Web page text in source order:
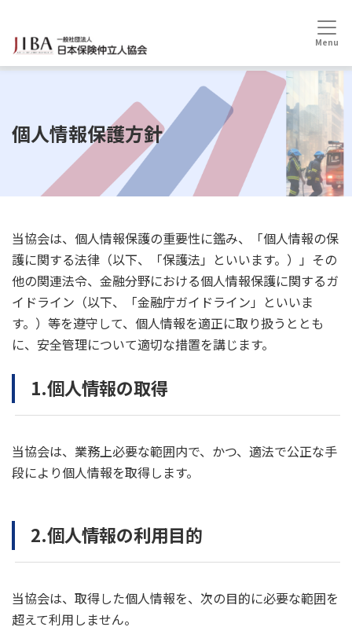
HOME 個人情報保護方針
個人情報保護方針
当協会は、個人情報保護の重要性に鑑み、「個人情報の保
護に関する法律（以下、「保護法」といいます。）」その
他の関連法令、金融分野における個人情報保護に関するガ
イドライン（以下、「金融庁ガイドライン」といいま
す。）等を遵守して、個人情報を適正に取り扱うととも
に、安全管理について適切な措置を講じます。
1.個人情報の取得
当協会は、業務上必要な範囲内で、かつ、適法で公正な手
段により個人情報を取得します。
2.個人情報の利用目的
当協会は、取得した個人情報を、次の目的に必要な範囲を
超えて利用しません。